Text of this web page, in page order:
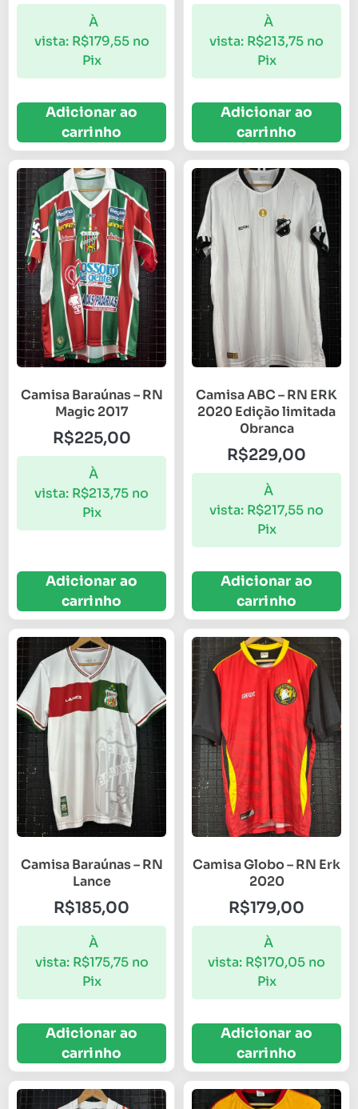
À
vista: R$179,55 no
Pix
Adicionar ao
carrinho
À
vista: R$213,75 no
Pix
Adicionar ao
carrinho
Camisa Baraúnas – RN
Magic 2017
R$225,00
À
vista: R$213,75 no
Pix
Adicionar ao
carrinho
Camisa ABC – RN ERK
2020 Edição limitada
0branca
R$229,00
À
vista: R$217,55 no
Pix
Adicionar ao
carrinho
Camisa Baraúnas – RN
Lance
R$185,00
À
vista: R$175,75 no
Pix
Adicionar ao
carrinho
Camisa Globo – RN Erk
2020
R$179,00
À
vista: R$170,05 no
Pix
Adicionar ao
carrinho